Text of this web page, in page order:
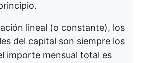
lineal (o constante), los
del capital son siempre los
importe mensual total es